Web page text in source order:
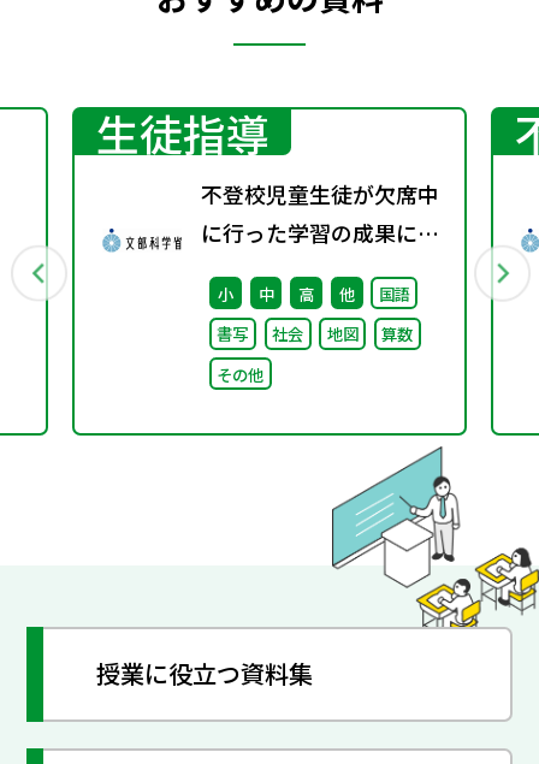
生徒指導
不登校児童生徒が欠席中
に行った学習の成果に係
る成績評価について（通
知）
小 中 高 他
国語
書写
社会 地図
算数
その他
授業に役立つ資料集